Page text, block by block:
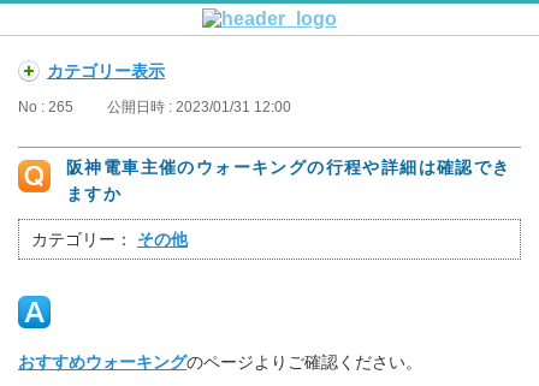
カテゴリー表示
No : 265 公開日時 : 2023/01/31 12:00
阪神電車主催のウォーキングの行程や詳細は確認でき
ますか
カテゴリー： その他
おすすめウォーキングのページよりご確認ください。